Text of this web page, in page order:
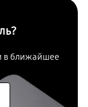
в ближайшее